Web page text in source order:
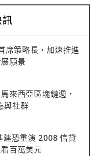
策略長，加速推進
願景
來西亞區塊鏈週，
與社群
恐重演 2008 信貸
百萬美元